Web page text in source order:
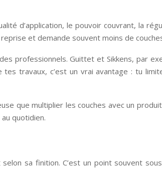
d’application, le pouvoir couvrant, la
et demande souvent moins de
professionnels. Guittet et Sikkens, par
travaux, c’est un vrai avantage : tu
que multiplier les couches avec un
quotidien.
sa finition. C’est un point souvent